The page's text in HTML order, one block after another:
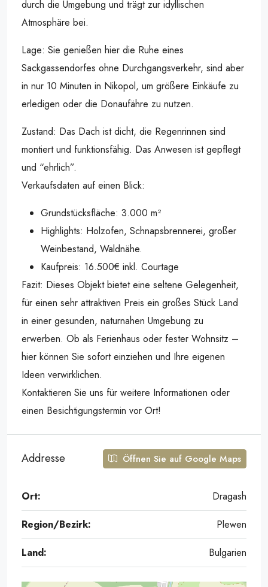
durch die Umgebung und trägt zur idyllischen
Atmosphäre bei.
Lage: Sie genießen hier die Ruhe eines
Sackgassendorfes ohne Durchgangsverkehr, sind aber
in nur 10 Minuten in Nikopol, um größere Einkäufe zu
erledigen oder die Donaufähre zu nutzen.
Zustand: Das Dach ist dicht, die Regenrinnen sind
montiert und funktionsfähig. Das Anwesen ist gepflegt
und “ehrlich”.
Verkaufsdaten auf einen Blick:
Grundstücksfläche: 3.000 m²
Highlights: Holzofen, Schnapsbrennerei, großer
Weinbestand, Waldnähe.
Kaufpreis: 16.500€ inkl. Courtage
Fazit: Dieses Objekt bietet eine seltene Gelegenheit,
für einen sehr attraktiven Preis ein großes Stück Land
in einer gesunden, naturnahen Umgebung zu
erwerben. Ob als Ferienhaus oder fester Wohnsitz –
hier können Sie sofort einziehen und Ihre eigenen
Ideen verwirklichen.
Kontaktieren Sie uns für weitere Informationen oder
einen Besichtigungstermin vor Ort!
Addresse Öffnen Sie auf Google Maps
Ort: Dragash
Region/Bezirk: Plewen
Land: Bulgarien